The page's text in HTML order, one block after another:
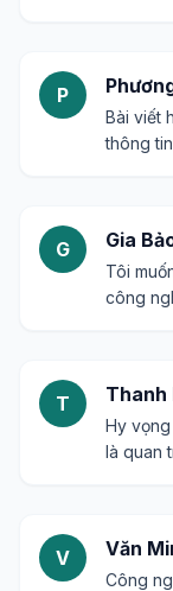
P
Bài viết
thông
G Gia
Tôi
công
T Thanh
Hy
là quan
V Văn
Công